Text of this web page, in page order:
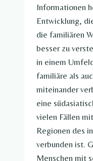
Informationen
Entwicklung,
die familiären
besser zu
in einem
familiäre als
miteinander
eine
vielen Fällen
Regionen des
verbunden ist.
Menschen mit